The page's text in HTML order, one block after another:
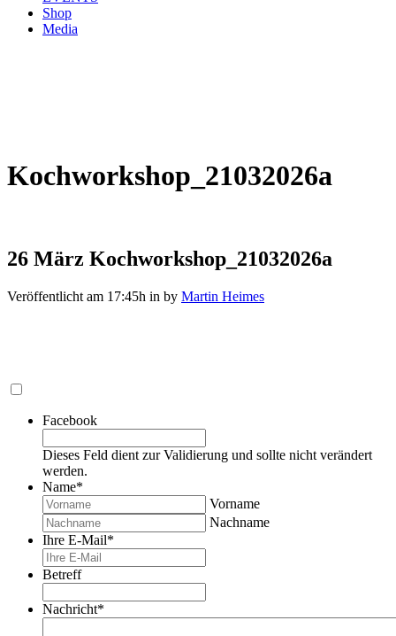
Shop
Media
Kochworkshop_21032026a
26 März Kochworkshop_21032026a
Veröffentlicht am 17:45h in by Martin Heimes
Facebook
Dieses Feld dient zur Validierung und sollte nicht verändert
werden.
Name*
Vorname
Nachname
Ihre E-Mail*
Betreff
Nachricht*